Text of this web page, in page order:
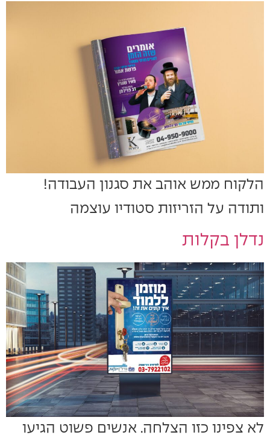
הלקוח ממש אוהב את סגנון העבודה!
ותודה על הזריזות סטודיו עוצמה
נדלן בקלות
לא צפינו כזו הצלחה. אנשים פשוט הגיעו